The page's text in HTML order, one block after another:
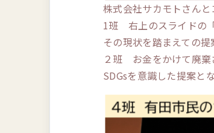
株式会社サカモトさん
1班 右上のスライドの
その現状を踏まえての
２班 お金をかけて廃棄
SDGsを意識した提案と